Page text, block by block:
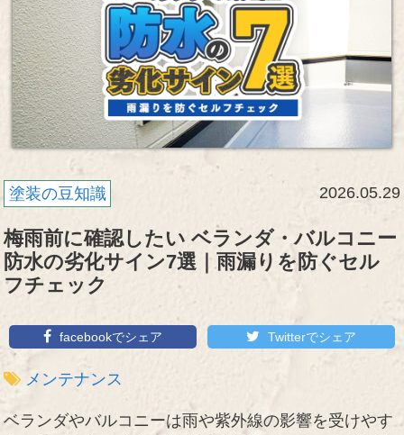
塗装の豆知識 2026.05.29
梅雨前に確認したい ベランダ・バルコニー
防水の劣化サイン7選｜雨漏りを防ぐセル
フチェック
facebookでシェア Twitterでシェア
メンテナンス
ベランダやバルコニーは雨や紫外線の影響を受けやす